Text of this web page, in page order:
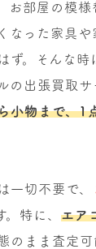
お部屋の模様
なった家具
ず。そんな時
の出張買取サ
小物まで、1
一切不要で、
。特に、 エア
のまま査定